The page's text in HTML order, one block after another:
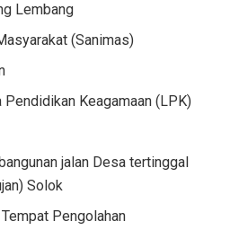
Lembang
(Sanimas)
Keagamaan (LPK)
jalan Desa tertinggal
Solok
Pengolahan